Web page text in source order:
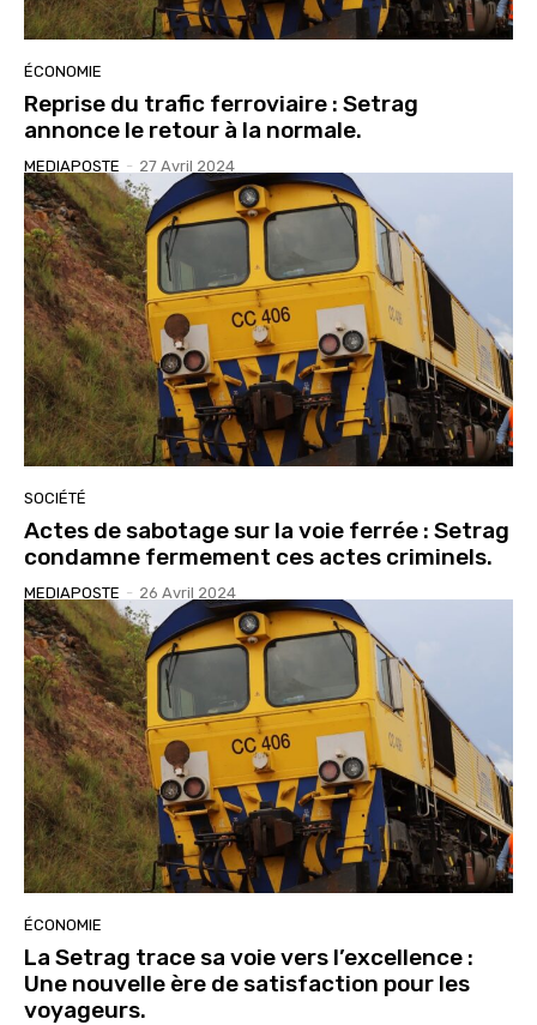
ÉCONOMIE
Reprise du trafic ferroviaire : Setrag
annonce le retour à la normale.
MEDIAPOSTE - 27 Avril 2024
SOCIÉTÉ
Actes de sabotage sur la voie ferrée : Setrag
condamne fermement ces actes criminels.
MEDIAPOSTE - 26 Avril 2024
ÉCONOMIE
La Setrag trace sa voie vers l’excellence :
Une nouvelle ère de satisfaction pour les
voyageurs.